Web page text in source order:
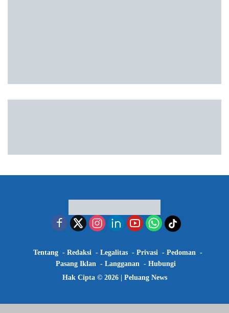
Tentang Redaksi Legalitas Privasi
Pedoman
Pasang Iklan
Langganan
Hubungi
Hak Cipta © 2026 | Peluang News